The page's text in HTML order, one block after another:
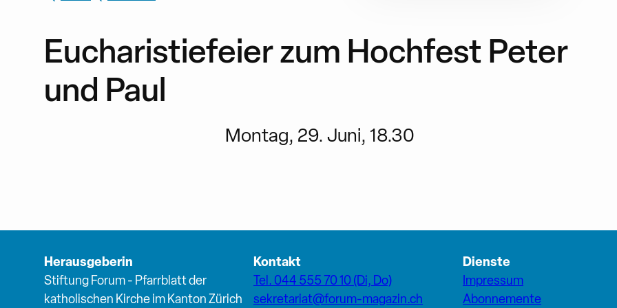
Eucharistiefeier zum Hochfest Peter
und Paul
Montag, 29. Juni, 18.30
Herausgeberin
Stiftung Forum - Pfarrblatt der
katholischen Kirche im Kanton Zürich
Kontakt
Tel. 044 555 70 10 (Di, Do)
sekretariat@forum-magazin.ch
Dienste
Impressum
Abonnemente